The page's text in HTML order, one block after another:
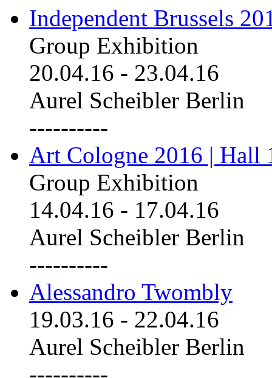
Independent Brussels
Group Exhibition
20.04.16 - 23.04.16
Aurel Scheibler Berlin
----------
Art Cologne 2016 | Hall
Group Exhibition
14.04.16 - 17.04.16
Aurel Scheibler Berlin
----------
Alessandro Twombly
19.03.16 - 22.04.16
Aurel Scheibler Berlin